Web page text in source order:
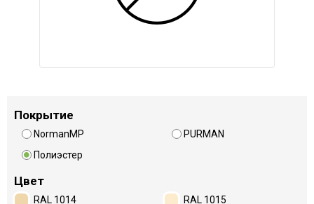
Покрытие
NormanMP
PURMAN
Полиэстер
Цвет
RAL 1014
RAL 1015